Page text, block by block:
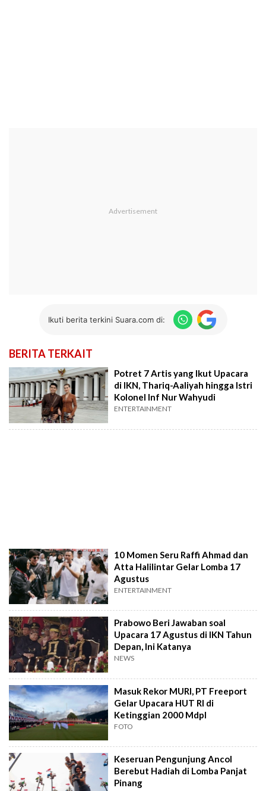
Ikuti berita terkini Suara.com di:
BERITA TERKAIT
Potret 7 Artis yang Ikut Upacara
di IKN, Thariq-Aaliyah hingga Istri
Kolonel Inf Nur Wahyudi
ENTERTAINMENT
10 Momen Seru Raffi Ahmad dan
Atta Halilintar Gelar Lomba 17
Agustus
ENTERTAINMENT
Prabowo Beri Jawaban soal
Upacara 17 Agustus di IKN Tahun
Depan, Ini Katanya
NEWS
Masuk Rekor MURI, PT Freeport
Gelar Upacara HUT RI di
Ketinggian 2000 Mdpl
FOTO
Keseruan Pengunjung Ancol
Berebut Hadiah di Lomba Panjat
Pinang